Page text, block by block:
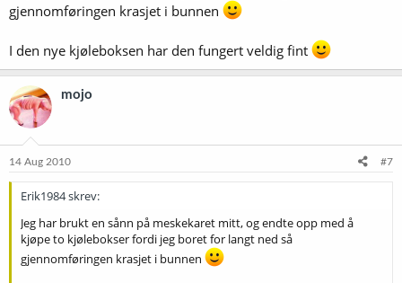
gjennomføringen krasjet i bunnen
I den nye kjøleboksen har den fungert veldig fint
mojo
14 Aug 2010 #7
Erik1984 skrev:
Jeg har brukt en sånn på meskekaret mitt, og endte opp med å
kjøpe to kjølebokser fordi jeg boret for langt ned så
gjennomføringen krasjet i bunnen